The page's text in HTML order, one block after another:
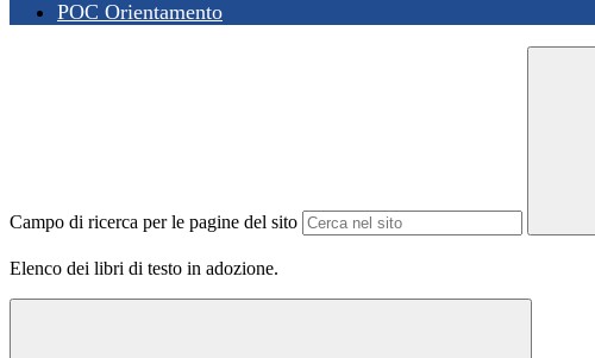
POC Orientamento
Campo di ricerca per le pagine del sito
Elenco dei libri di testo in adozione.